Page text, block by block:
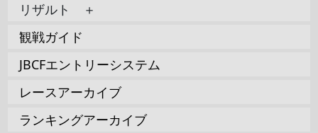
リザルト ＋
観戦ガイド
JBCFエントリーシステム
レースアーカイブ
ランキングアーカイブ